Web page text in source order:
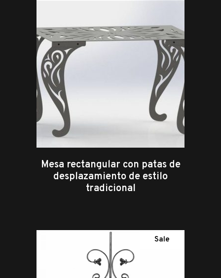
Mesa rectangular con patas de
desplazamiento de estilo
tradicional
leer más
Sale